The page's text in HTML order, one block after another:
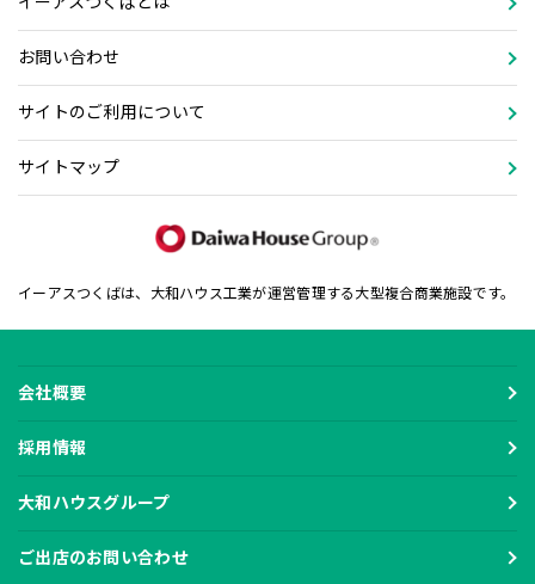
お問い合わせ
サイトのご利用について
サイトマップ
イーアスつくばは、大和ハウス工業が運営管理する大型複合商業施設です。
会社概要
採用情報
大和ハウスグループ
ご出店のお問い合わせ